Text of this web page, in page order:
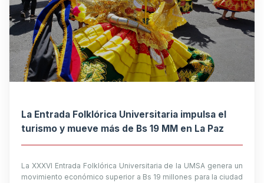
La Entrada Folklórica Universitaria impulsa el
turismo y mueve más de Bs 19 MM en La Paz
La XXXVI Entrada Folklórica Universitaria de la UMSA genera un
movimiento económico superior a Bs 19 millones para la ciudad